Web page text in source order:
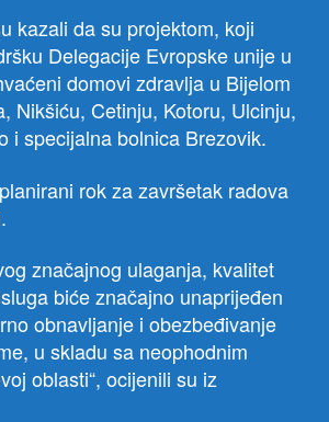
kazali da su projektom, koji
Delegacije Evropske unije u
domovi zdravlja u Bijelom
Nikšiću, Cetinju, Kotoru, Ulcinju,
i specijalna bolnica Brezovik.
rok za završetak radova
značajnog ulaganja, kvalitet
biće značajno unaprijeđen
obnavljanje i obezbeđivanje
u skladu sa neophodnim
oblasti“, ocijenili su iz